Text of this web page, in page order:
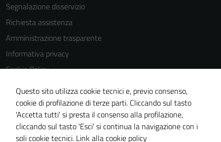
Segnalazione disservizio
Richiesta assistenza
Amministrazione trasparente
Informativa privacy
Cookie Policy
Note legali
Dichiarazione di accessibilità
Piano di miglioramento del sito
Statistiche sito web
Questo sito utilizza cookie tecnici e, previo consenso,
cookie di profilazione di terze parti. Cliccando sul tasto
'Accetta tutti' si presta il consenso alla profilazione,
cliccando sul tasto 'Esci' si continua la navigazione con i
soli cookie tecnici. Link alla cookie policy
essere
Questi cookie
non raccolgono
informazioni
personali.